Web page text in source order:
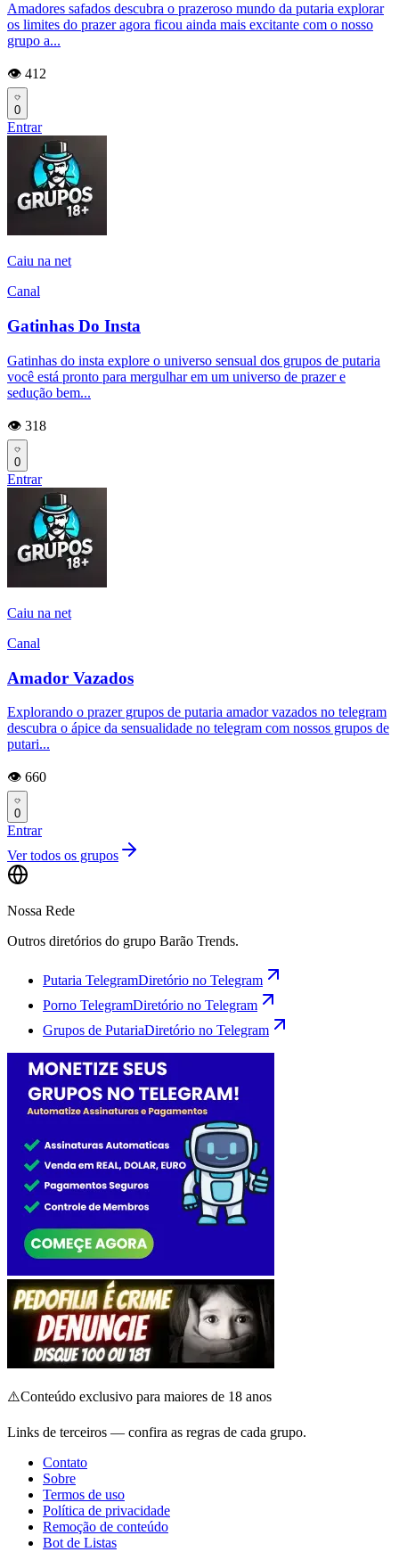
Amadores safados descubra o prazeroso mundo da putaria explorar
os limites do prazer agora ficou ainda mais excitante com o nosso
grupo a...
👁️ 412
0
Entrar
Caiu na net
Canal
Gatinhas Do Insta
Gatinhas do insta explore o universo sensual dos grupos de putaria
você está pronto para mergulhar em um universo de prazer e
sedução bem...
👁️ 318
0
Entrar
Caiu na net
Canal
Amador Vazados
Explorando o prazer grupos de putaria amador vazados no telegram
descubra o ápice da sensualidade no telegram com nossos grupos de
putari...
👁️ 660
0
Entrar
Ver todos os grupos
Nossa Rede
Outros diretórios do grupo Barão Trends.
Putaria TelegramDiretório no Telegram
Porno TelegramDiretório no Telegram
Grupos de PutariaDiretório no Telegram
⚠️Conteúdo exclusivo para maiores de 18 anos
Links de terceiros — confira as regras de cada grupo.
Contato
Sobre
Termos de uso
Política de privacidade
Remoção de conteúdo
Bot de Listas